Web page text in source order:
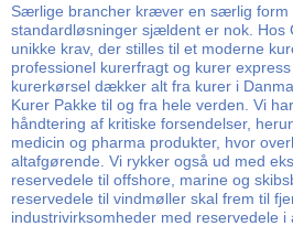
Særlige brancher kræver en særlig form
standardløsninger sjældent er nok. Hos
unikke krav, der stilles til et moderne
professionel kurerfragt og kurer
kurerkørsel dækker alt fra kurer i
Kurer Pakke til og fra hele verden. Vi
håndtering af kritiske forsendelser,
medicin og pharma produkter, hvor
altafgørende. Vi rykker også ud med
reservedele til offshore, marine og
reservedele til vindmøller skal frem til
industrivirksomheder med reservedele